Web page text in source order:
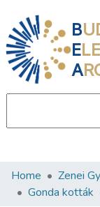
B
E
A
Communities &
Home Zenei
Gonda kották